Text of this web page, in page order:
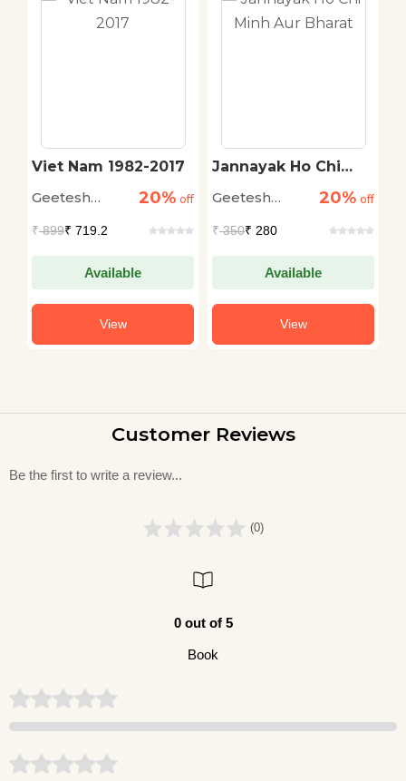
Viet Nam 1982-2017
Geetesh
20% off
₹899₹ 719.2
Available
View
Jannayak Ho Chi
Geetesh
20% off
₹350₹ 280
Available
View
Customer Reviews
Be the first to write a review...
(0)
0 out of 5
Book